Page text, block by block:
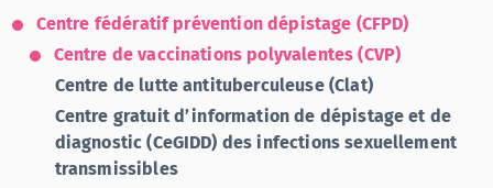
Centre fédératif prévention dépistage (CFPD)
Centre de vaccinations polyvalentes (CVP)
Centre de lutte antituberculeuse (Clat)
Centre gratuit d’information de dépistage et de
diagnostic (CeGIDD) des infections sexuellement
transmissibles